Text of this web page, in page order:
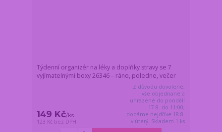
Týdenní organizér na léky a doplňky stravy se 7
vyjímatelnými boxy 26346 – ráno, poledne, večer
149 Kč/ks
123 Kč bez DPH
Z důvodu dovolené,
vše objednané a
uhrazené do pondělí
17.8. do 11:00,
dodáme nejdříve 18.8.
v úterý. Skladem 1 ks